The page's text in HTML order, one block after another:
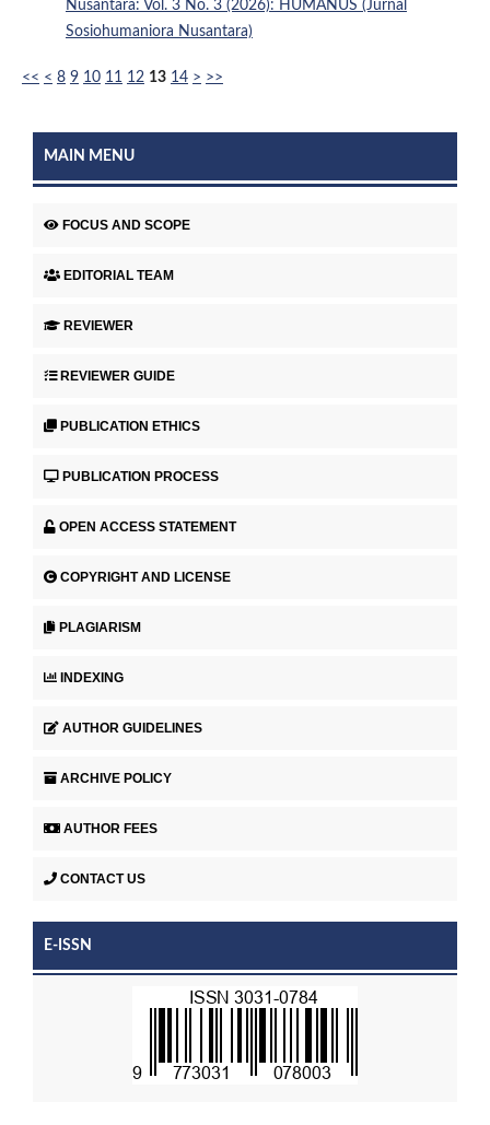
Nusantara: Vol. 3 No. 3 (2026): HUMANUS (Jurnal
Sosiohumaniora Nusantara)
<< < 8 9 10 11 12 13 14 > >>
MAIN MENU
FOCUS AND SCOPE
EDITORIAL TEAM
REVIEWER
REVIEWER GUIDE
PUBLICATION ETHICS
PUBLICATION PROCESS
OPEN ACCESS STATEMENT
COPYRIGHT AND LICENSE
PLAGIARISM
INDEXING
AUTHOR GUIDELINES
ARCHIVE POLICY
AUTHOR FEES
CONTACT US
E-ISSN